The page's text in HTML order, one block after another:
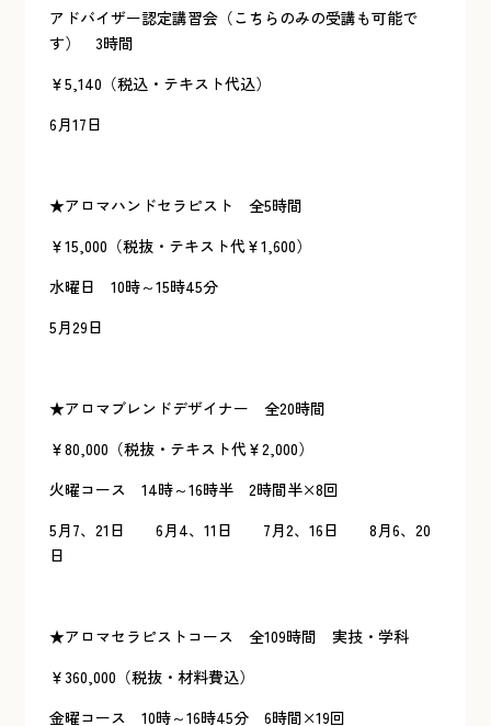
アドバイザー認定講習会（こちらのみの受講も可能で
す） 3時間
￥5,140（税込・テキスト代込）
6月17日
★アロマハンドセラピスト 全5時間
￥15,000（税抜・テキスト代￥1,600）
水曜日 10時～15時45分
5月29日
★アロマブレンドデザイナー 全20時間
￥80,000（税抜・テキスト代￥2,000）
火曜コース 14時～16時半 2時間半×8回
5月7、21日 6月4、11日 7月2、16日 8月6、20
日
★アロマセラピストコース 全109時間 実技・学科
￥360,000（税抜・材料費込）
金曜コース 10時～16時45分 6時間×19回